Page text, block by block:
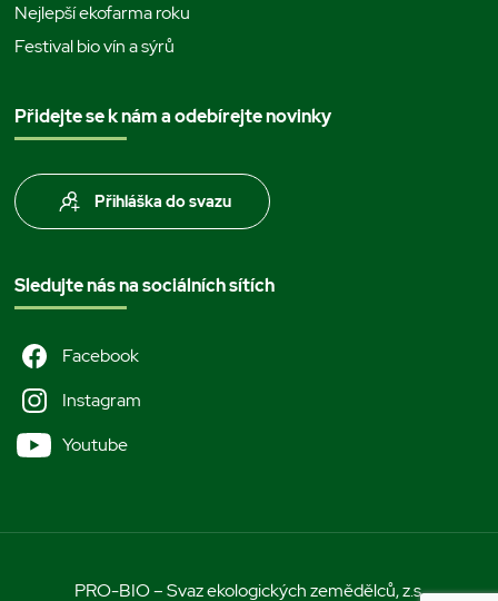
Nejlepší ekofarma roku
Festival bio vín a sýrů
Přidejte se k nám a odebírejte novinky
Přihláška do svazu
Sledujte nás na sociálních sítích
Facebook
Instagram
Youtube
PRO-BIO – Svaz ekologických zemědělců, z.s.